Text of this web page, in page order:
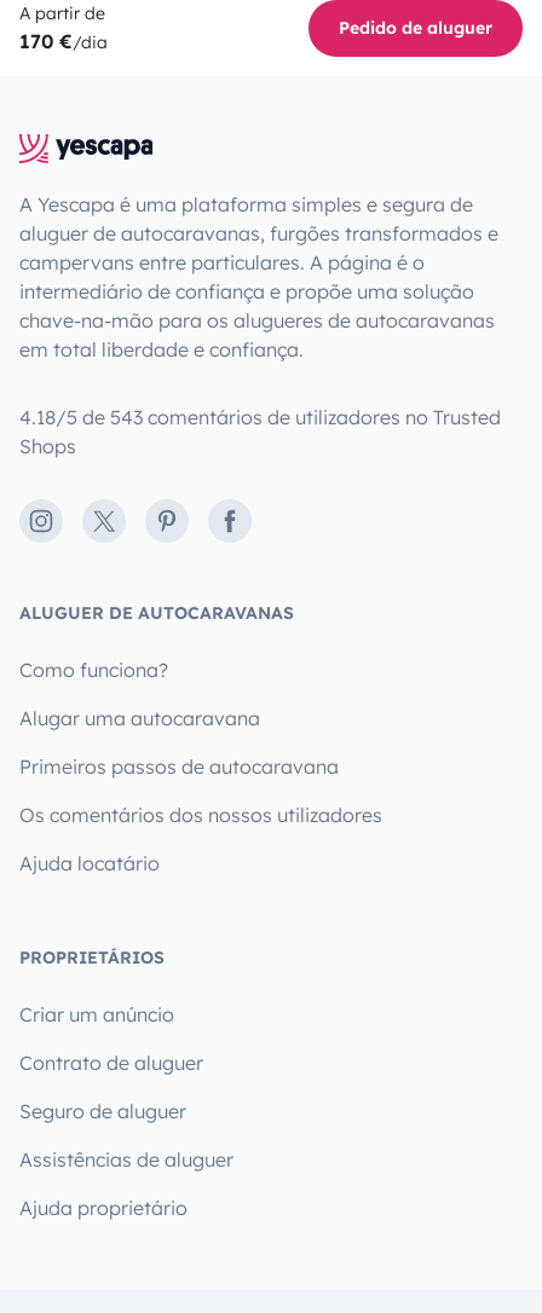
A partir de
170 €/dia
Pedido de aluguer
A Yescapa é uma plataforma simples e segura de
aluguer de autocaravanas, furgões transformados e
campervans entre particulares. A página é o
intermediário de confiança e propõe uma solução
chave-na-mão para os alugueres de autocaravanas
em total liberdade e confiança.
4.18/5 de 543 comentários de utilizadores no Trusted
Shops
Instagram
X PinterestFacebook
ALUGUER DE AUTOCARAVANAS
Como funciona?
Alugar uma autocaravana
Primeiros passos de autocaravana
Os comentários dos nossos utilizadores
Ajuda locatário
PROPRIETÁRIOS
Criar um anúncio
Contrato de aluguer
Seguro de aluguer
Assistências de aluguer
Ajuda proprietário